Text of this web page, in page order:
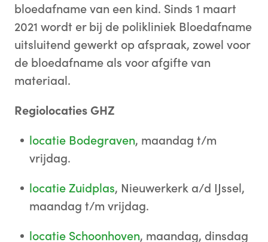
bloedafname van een kind. Sinds 1 maart
2021 wordt er bij de polikliniek Bloedafname
uitsluitend gewerkt op afspraak, zowel voor
de bloedafname als voor afgifte van
materiaal.
Regiolocaties GHZ
locatie Bodegraven, maandag t/m
vrijdag.
locatie Zuidplas, Nieuwerkerk a/d IJssel,
maandag t/m vrijdag.
locatie Schoonhoven, maandag, dinsdag